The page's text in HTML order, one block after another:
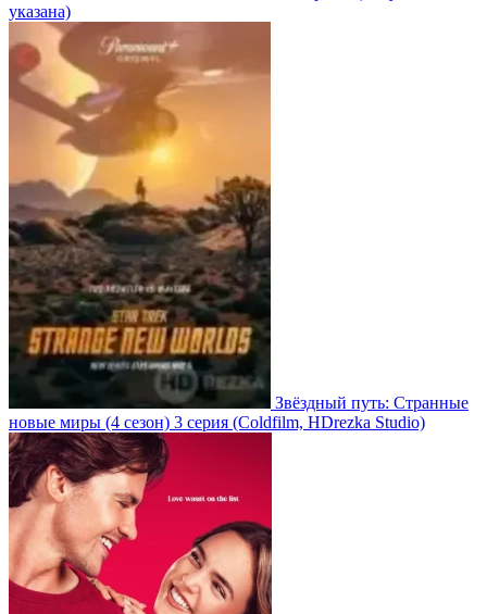
указана)
Звёздный путь: Странные
новые миры (4 сезон) 3 серия (Coldfilm, HDrezka Studio)